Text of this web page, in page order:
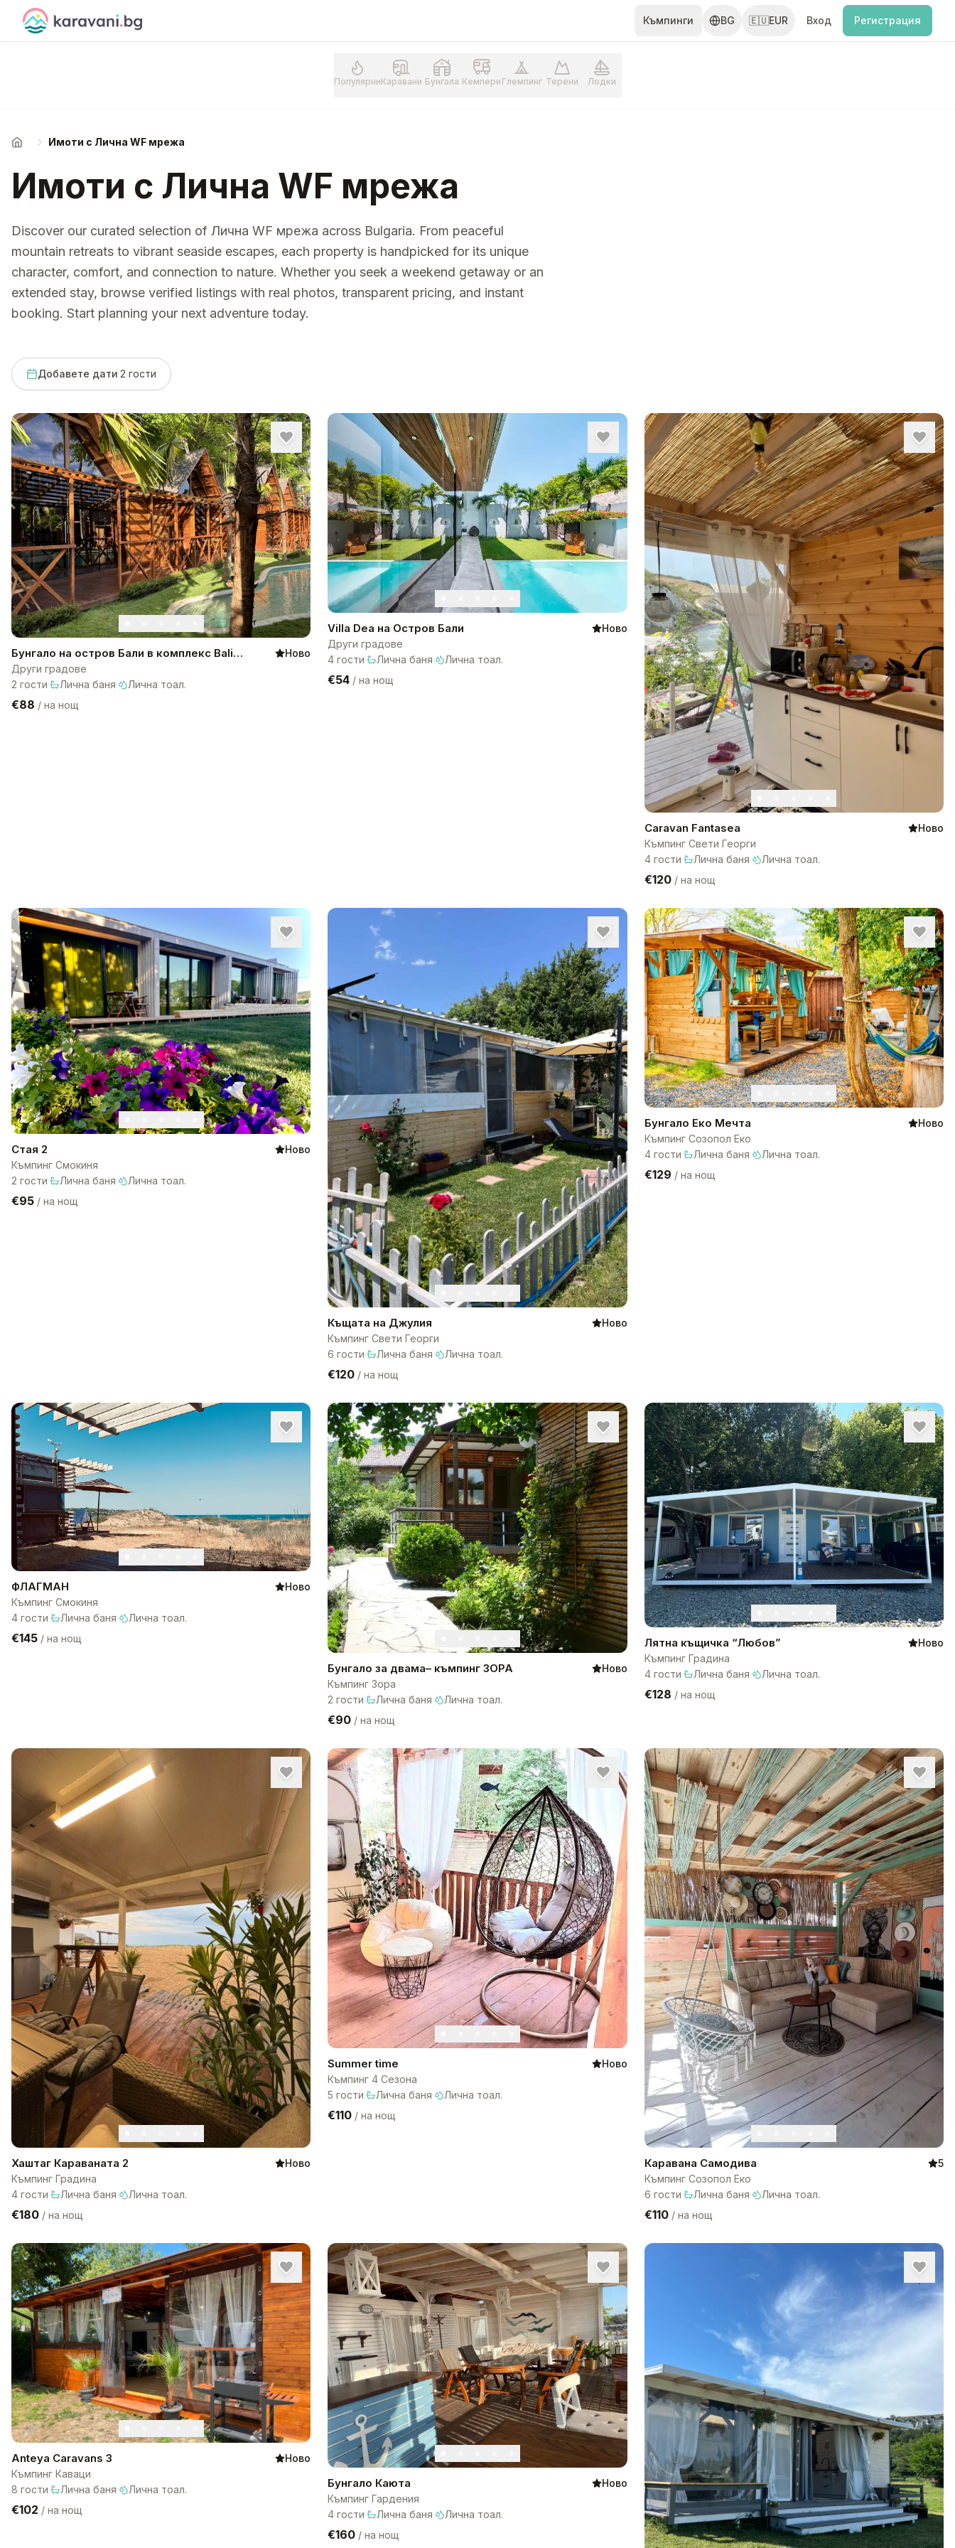
Skip to content
Къмпинги BG 🇪🇺EUR Вход Регистрация
ПопулярниКаравани Бунгала Кемпери Глемпинг Терени Лодки
Начало Имоти с Лична WF мрежа
Имоти с Лична WF мрежа
Discover our curated selection of Лична WF мрежа across Bulgaria. From peaceful
mountain retreats to vibrant seaside escapes, each property is handpicked for its unique
character, comfort, and connection to nature. Whether you seek a weekend getaway or an
extended stay, browse verified listings with real photos, transparent pricing, and instant
booking. Start planning your next adventure today.
Добавете дати·2 гости
Бунгало на остров Бали в комплекс Bali
Lagoon
Ново
Други градове
2 гости· Лична баня· Лична тоал.
€88 / на нощ
Villa Dea на Остров Бали
Ново
Други градове
4 гости· Лична баня· Лична тоал.
€54 /на нощ
Caravan Fantasea
Ново
Къмпинг Свети Георги
4 гости· Лична баня· Лична тоал.
€120/ на нощ
Стая 2
Ново
Къмпинг Смокиня
2 гости· Лична баня· Лична тоал.
€95 / на нощ
Къщата на Джулия
Ново
Къмпинг Свети Георги
6 гости· Лична баня· Лична тоал.
€120 /на нощ
Бунгало Еко Мечта
Ново
Къмпинг Созопол Еко
4 гости· Лична баня· Лична тоал.
€129 / на нощ
ФЛАГМАН
Ново
Къмпинг Смокиня
4 гости· Лична баня· Лична тоал.
€145 / на нощ
Бунгало за двама– къмпинг ЗОРА
Ново
Къмпинг Зора
2 гости· Лична баня· Лична тоал.
€90 /на нощ
Лятна къщичка “Любов”
Ново
Къмпинг Градина
4 гости· Лична баня· Лична тоал.
€128 / на нощ
Хаштаг Караваната 2
Ново
Къмпинг Градина
4 гости· Лична баня· Лична тоал.
€180 / на нощ
Summer time
Ново
Къмпинг 4 Сезона
5 гости· Лична баня· Лична тоал.
€110 /на нощ
Каравана Самодива
5
Къмпинг Созопол Еко
6 гости· Лична баня· Лична тоал.
€110/ на нощ
Anteya Caravans 3
Ново
Къмпинг Каваци
8 гости· Лична баня· Лична тоал.
€102 / на нощ
Бунгало Каюта
Ново
Къмпинг Гардения
4 гости· Лична баня· Лична тоал.
€160 /на нощ